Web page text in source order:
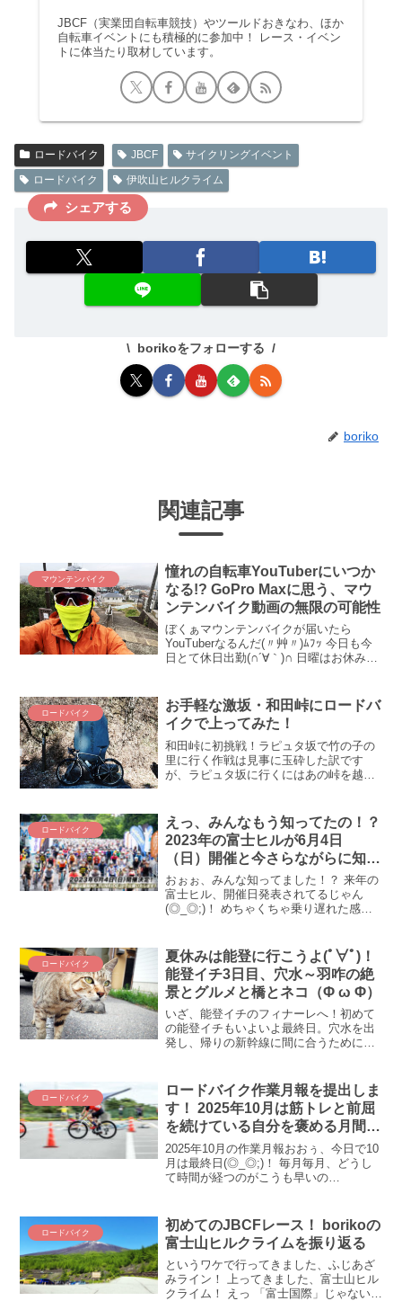
JBCF（実業団自転車競技）やツールドおきなわ、ほか
自転車イベントにも積極的に参加中！ レース・イベン
トに体当たり取材しています。
ロードバイク JBCF
サイクリングイベント
ロードバイク
伊吹山ヒルクライム
シェアする
borikoをフォローする
boriko
関連記事
マウンテンバイク
憧れの自転車YouTuberにいつか
なる!? GoPro Maxに思う、マウ
ンテンバイク動画の無限の可能性
ぼくぁマウンテンバイクが届いたら
YouTuberなるんだ(〃艸〃)ﾑﾌｯ 今日も今
日とて休日出勤(∩´∀｀)∩ 日曜はお休みな
悔しさ、どこにぶ...
ロードバイク
お手軽な激坂・和田峠にロードバ
イクで上ってみた！
和田峠に初挑戦！ラピュタ坂で竹の子の
里に行く作戦は見事に玉砕した訳です
が、ラピュタ坂に行くにはあの峠を越え
めての和田峠なのだ＾＾和田峠は都心か
らのアクセス良好なお手...
ロードバイク
えっ、みんなもう知ってたの！？
2023年の富士ヒルが6月4日
（日）開催と今さらながらに知り
ました:(；ﾞﾟ”ωﾟ”):
おぉぉ、みんな知ってました！？ 来年の
富士ヒル、開催日発表されてるじゃん
(◎_◎;)！ めちゃくちゃ乗り遅れた感満
発表に思うアレコレを綴りたいと思いま
す！
ロードバイク
夏休みは能登に行こうよ(ﾟ∀ﾟ)！
能登イチ3日目、穴水～羽咋の絶
景とグルメと橋とネコ（Φ ω Φ）
いざ、能登イチのフィナーレへ！初めて
の能登イチもいよいよ最終日。穴水を出
発し、帰りの新幹線に間に合うために羽
たけど、それでもやっぱり能登は凄かっ
た(＠_＠;) 穴...
ロードバイク
ロードバイク作業月報を提出しま
す！ 2025年10月は筋トレと前屈
を続けている自分を褒める月間に
します(*´艸`*)
2025年10月の作業月報おおぅ、今日で10
月は最終日(◎_◎;)！ 毎月毎月、どうし
て時間が経つのがこうも早いの
間は月55～65時間が自分的な限界領域か
もしれません。...
ロードバイク
初めてのJBCFレース！ borikoの
富士山ヒルクライムを振り返る
というワケで行ってきました、ふじあざ
みライン！ 上ってきました、富士山ヒル
クライム！ えっ 「富士国際」じゃないの